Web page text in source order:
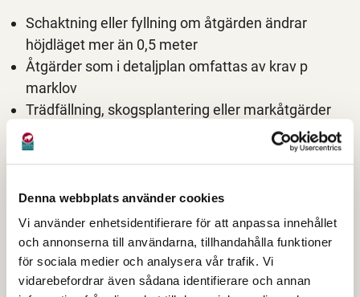
Denna webbplats använder cookies
Vi använder enhetsidentifierare för att anpassa innehållet
och annonserna till användarna, tillhandahålla funktioner
för sociala medier och analysera vår trafik. Vi
vidarebefordrar även sådana identifierare och annan
Schaktning eller fyllning om åtgärden ändrar
höjdläget mer än 0,5 meter
Åtgärder som i detaljplan omfattas av krav p
marklov
Trädfällning, skogsplantering eller markåtgärder
som kan försämra markens genomsläpplighet om
det är reglerat i detaljplanen
Åtgärder som kräver
marklov utanför